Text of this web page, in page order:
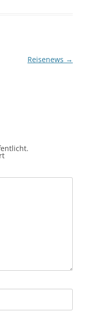
Reisenews →